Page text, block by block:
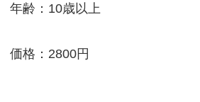
年齢：10歳以上
価格：2800円